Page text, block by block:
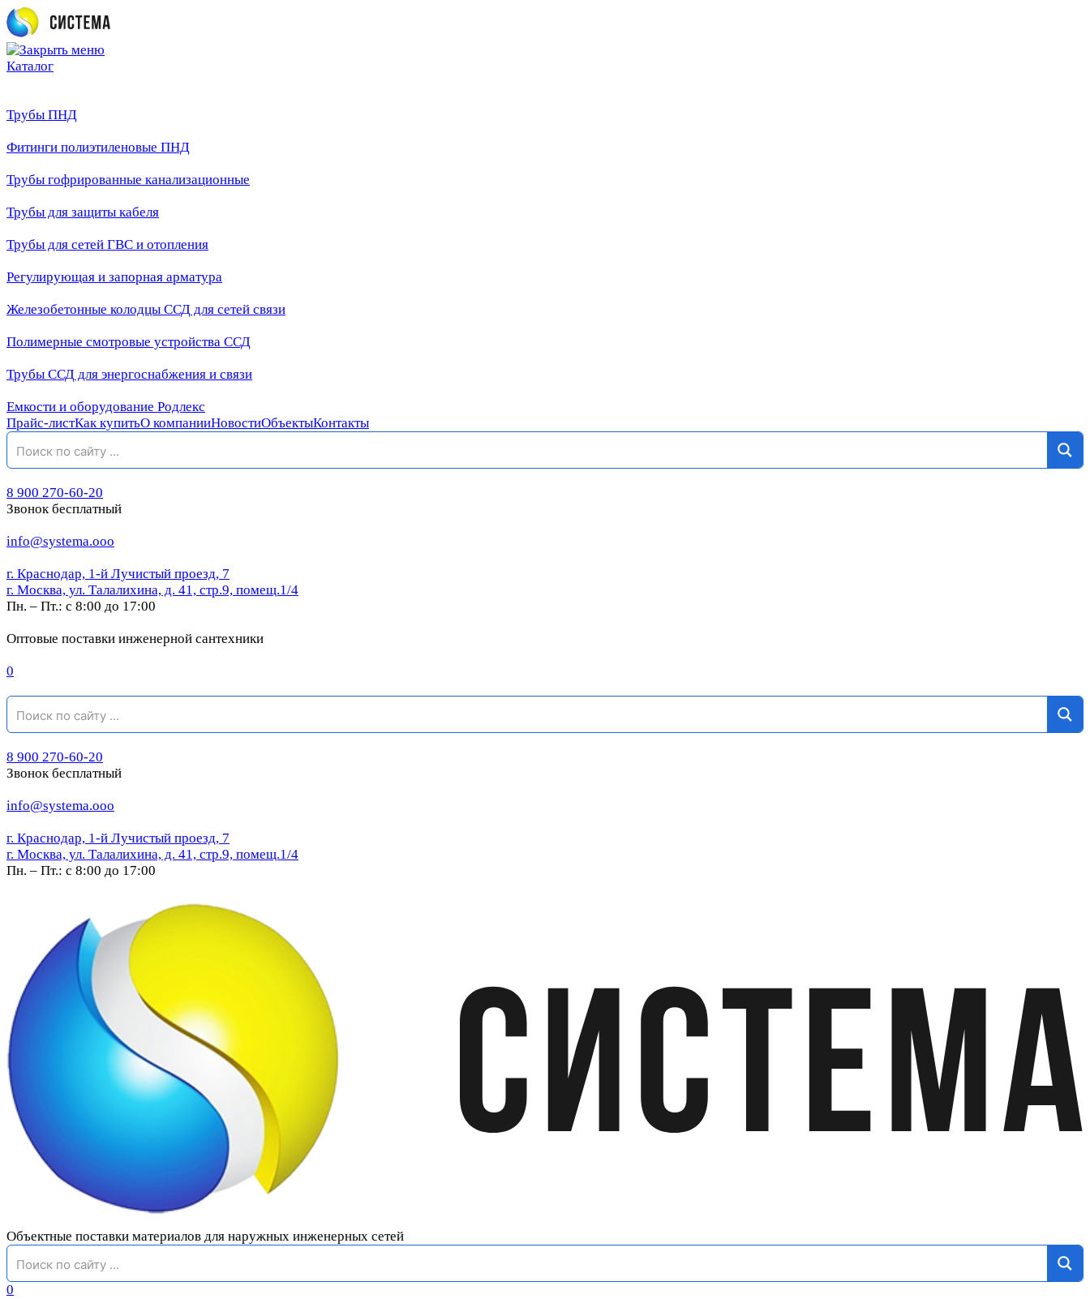
Каталог
Трубы ПНД
Фитинги полиэтиленовые ПНД
Трубы гофрированные канализационные
Трубы для защиты кабеля
Трубы для сетей ГВС и отопления
Регулирующая и запорная арматура
Железобетонные колодцы ССД для сетей связи
Полимерные смотровые устройства ССД
Трубы ССД для энергоснабжения и связи
Емкости и оборудование Родлекс
Прайс-листКак купитьО компанииНовостиОбъектыКонтакты
8 900 270-60-20
Звонок бесплатный
info@systema.ooo
г. Краснодар, 1-й Лучистый проезд, 7
г. Москва, ул. Талалихина, д. 41, стр.9, помещ.1/4
Пн. – Пт.: с 8:00 до 17:00
Оптовые поставки инженерной сантехники
0
8 900 270-60-20
Звонок бесплатный
info@systema.ooo
г. Краснодар, 1-й Лучистый проезд, 7
г. Москва, ул. Талалихина, д. 41, стр.9, помещ.1/4
Пн. – Пт.: с 8:00 до 17:00
Объектные поставки материалов для наружных инженерных сетей
0